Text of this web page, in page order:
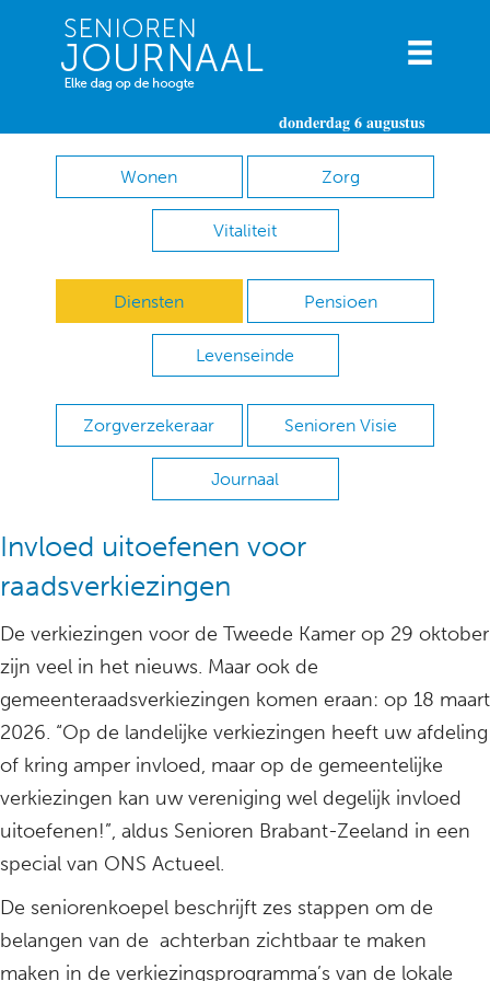
donderdag 6 augustus
Wonen Zorg
Vitaliteit
Diensten Pensioen
Levenseinde
Zorgverzekeraar Senioren Visie
Journaal
Invloed uitoefenen voor
raadsverkiezingen
De verkiezingen voor de Tweede Kamer op 29 oktober
zijn veel in het nieuws. Maar ook de
gemeenteraadsverkiezingen komen eraan: op 18 maart
2026. “Op de landelijke verkiezingen heeft uw afdeling
of kring amper invloed, maar op de gemeentelijke
verkiezingen kan uw vereniging wel degelijk invloed
uitoefenen!”, aldus Senioren Brabant-Zeeland in een
special van ONS Actueel.
De seniorenkoepel beschrijft zes stappen om de
belangen van de achterban zichtbaar te maken
maken in de verkiezingsprogramma’s van de lokale